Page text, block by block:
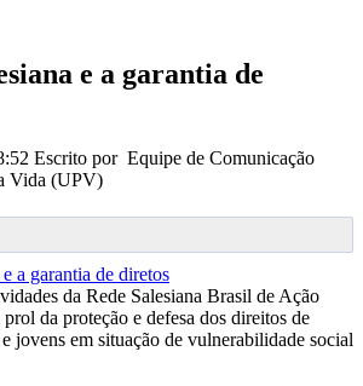
e a garantia de
Escrito por Equipe de Comunicação
Vida (UPV)
da Rede Salesiana Brasil de Ação
da proteção e defesa dos direitos de
jovens em situação de vulnerabilidade social